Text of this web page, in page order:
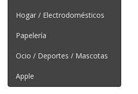
Hogar / Electrodomésticos
Papelería
Ocio / Deportes / Mascotas
Apple